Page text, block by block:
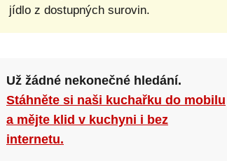
jídlo z dostupných surovin.
Už žádné nekonečné hledání.
Stáhněte si naši kuchařku do mobilu
a mějte klid v kuchyni i bez
internetu.